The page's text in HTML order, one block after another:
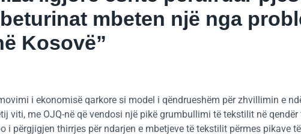
mbeten një nga
Kosovë”
i ekonomisë qarkore si model i qëndrueshëm për zhvillimin e
viti, me OJQ-në që vendosi një pikë grumbullimi të tekstilit në
i përgjigjen thirrjes për ndarjen e mbetjeve të tekstilit përmes pikave